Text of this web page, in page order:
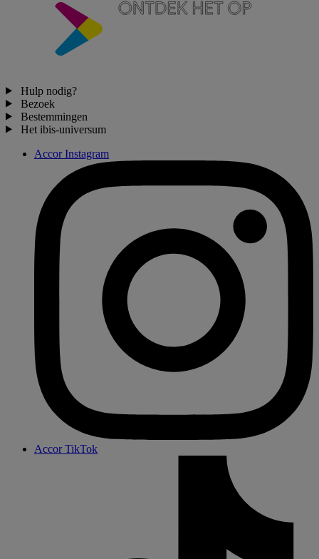
Hulp nodig?
Bezoek
Bestemmingen
Het ibis-universum
Accor Instagram
Accor TikTok